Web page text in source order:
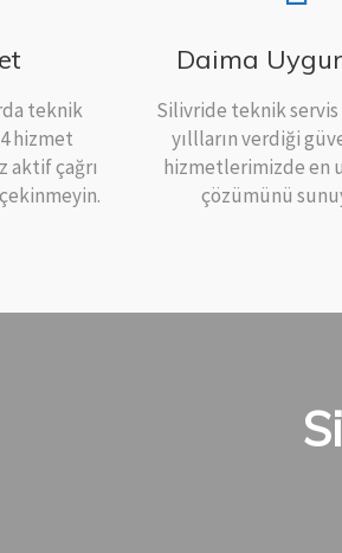
teknik
hizmet
aktif çağrı
Daima
Silivride teknik
yıllların verdiği
hizmetlerimizde en
çözümünü